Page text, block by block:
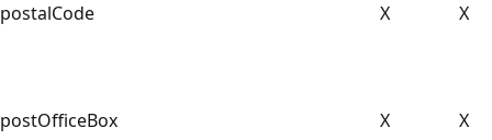
postalCode
X X
postOfficeBox X X